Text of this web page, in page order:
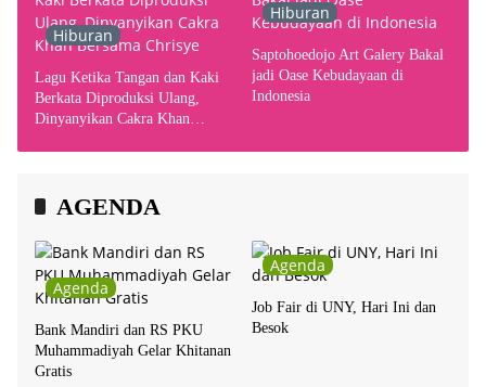
Hiburan
Lagu Ketika Tangan dan Kaki
Berkata Diproduksi Ulang,
Dinyanyikan Cakra Khan
Hiburan
Saptohoedojo Art Galery Bakal
jadi Oase Kebudayaan di
Indonesia
AGENDA
Agenda
Bank Mandiri dan RS PKU
Muhammadiyah Gelar Khitanan
Gratis
Agenda
Job Fair di UNY, Hari Ini dan
Besok